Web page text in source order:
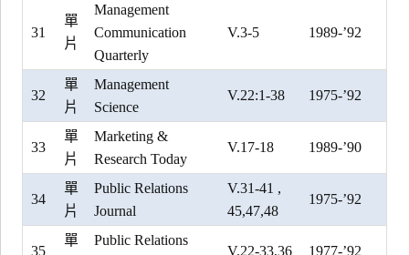
31
單
片
Management
Communication
Quarterly
V.3-5 1989-’92
32
單
片
Management
Science
V.22:1-38 1975-’92
33
單
片
Marketing &
Research Today
V.17-18 1989-’90
34
單
片
Public Relations
Journal
V.31-41 ,
45,47,48
1975-’92
35
單
Public Relations
V.22-33,36 1977-’92